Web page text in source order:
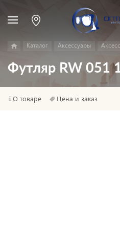
Каталог Аксессуары
Футляр RW 051
О товаре Цена и заказ